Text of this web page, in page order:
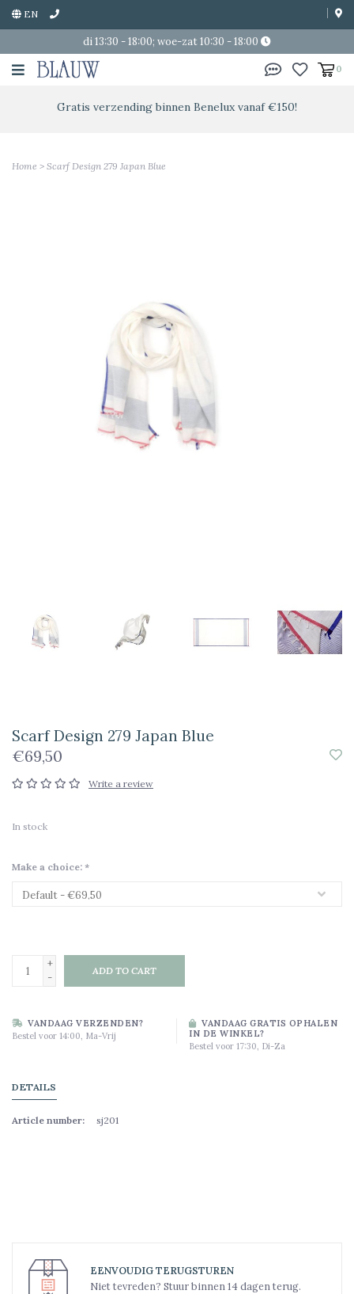
EN
di 13:30 - 18:00; woe-zat 10:30 - 18:00
0
Gratis verzending binnen Benelux vanaf €150!
Home > Scarf Design 279 Japan Blue
Scarf Design 279 Japan Blue
€69,50
Write a review
In stock
Make a choice: *
+
-
ADD TO CART
VANDAAG VERZENDEN?
Bestel voor 14:00, Ma-Vrij
VANDAAG GRATIS OPHALEN
IN DE WINKEL?
Bestel voor 17:30, Di-Za
DETAILS
Article number: sj201
EENVOUDIG TERUGSTUREN
Niet tevreden? Stuur binnen 14 dagen terug.